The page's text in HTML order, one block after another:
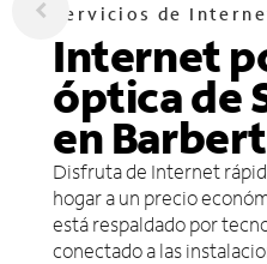
Servicios de
Internet
óptica de
en
Disfruta de Internet
hogar a un precio
está respaldado por
conectado a las